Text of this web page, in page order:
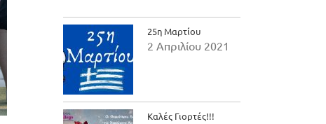
25η Μαρτίου
2 Απριλίου 2021
Καλές Γιορτές!!!